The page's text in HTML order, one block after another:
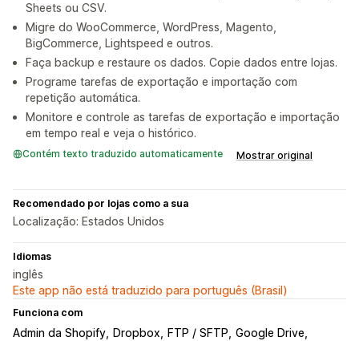
Sheets ou CSV.
Migre do WooCommerce, WordPress, Magento,
BigCommerce, Lightspeed e outros.
Faça backup e restaure os dados. Copie dados entre lojas.
Programe tarefas de exportação e importação com
repetição automática.
Monitore e controle as tarefas de exportação e importação
em tempo real e veja o histórico.
Contém texto traduzido automaticamente Mostrar original
Recomendado por lojas como a sua
Localização: Estados Unidos
Idiomas
inglês
Este app não está traduzido para português (Brasil)
Funciona com
Admin da Shopify Dropbox FTP / SFTP Google Drive